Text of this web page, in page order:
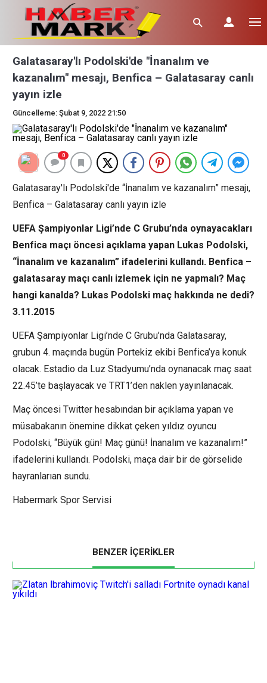
Galatasaray'lı Podolski'de "İnanalım ve
kazanalım" mesajı, Benfica – Galatasaray canlı
yayın izle
Güncelleme: Şubat 9, 2022 21:50
0
Galatasaray'lı Podolski'de “İnanalım ve kazanalım” mesajı,
Benfica – Galatasaray canlı yayın izle
UEFA Şampiyonlar Ligi’nde C Grubu’nda oynayacakları
Benfica maçı öncesi açıklama yapan Lukas Podolski,
“İnanalım ve kazanalım” ifadelerini kullandı. Benfica –
galatasaray maçı canlı izlemek için ne yapmalı? Maç
hangi kanalda? Lukas Podolski maç hakkında ne dedi?
3.11.2015
UEFA Şampiyonlar Ligi’nde C Grubu’nda Galatasaray,
grubun 4. maçında bugün Portekiz ekibi Benfica’ya konuk
olacak. Estadio da Luz Stadyumu’nda oynanacak maç saat
22.45’te başlayacak ve TRT1’den naklen yayınlanacak.
Maç öncesi Twitter hesabından bir açıklama yapan ve
müsabakanın önemine dikkat çeken yıldız oyuncu
Podolski, “Büyük gün! Maç günü! İnanalım ve kazanalım!”
ifadelerini kullandı. Podolski, maça dair bir de görselide
hayranlarıan sundu.
Habermark Spor Servisi
BENZER İÇERİKLER